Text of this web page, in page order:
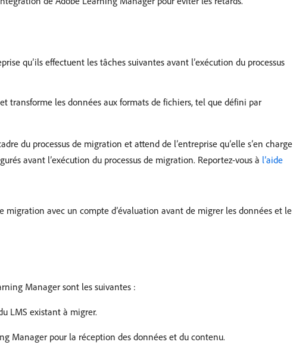
qu’ils effectuent les tâches suivantes avant l’exécution du processus
transforme les données aux formats de fichiers, tel que défini par
du processus de migration et attend de l’entreprise qu’elle s’en charge
avant l’exécution du processus de migration. Reportez-vous à l’aide
migration avec un compte d’évaluation avant de migrer les données et le
Manager sont les suivantes :
LMS existant à migrer.
Manager pour la réception des données et du contenu.